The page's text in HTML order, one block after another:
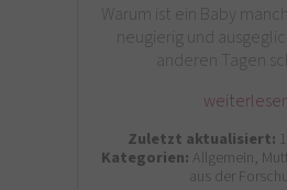
Warum ist ein Baby
neugierig und
anderen Tagen
Zuletzt aktualisiert:
Kategorien: Allgemein,
aus der